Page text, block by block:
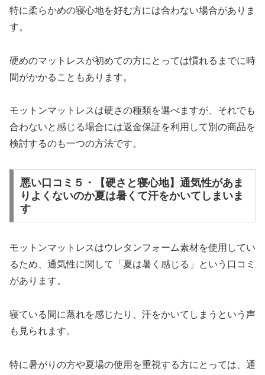
特に柔らかめの寝心地を好む方には合わない場合がありま
す。
硬めのマットレスが初めての方にとっては慣れるまでに時
間がかかることもあります。
モットンマットレスは硬さの種類を選べますが、それでも
合わないと感じる場合には返金保証を利用して別の商品を
検討するのも一つの方法です。
悪い口コミ５・【硬さと寝心地】通気性があま
りよくないのか夏は暑くて汗をかいてしまいま
す
モットンマットレスはウレタンフォーム素材を使用してい
るため、通気性に関して「夏は暑く感じる」という口コミ
があります。
寝ている間に蒸れを感じたり、汗をかいてしまうという声
も見られます。
特に暑がりの方や夏場の使用を重視する方にとっては、通